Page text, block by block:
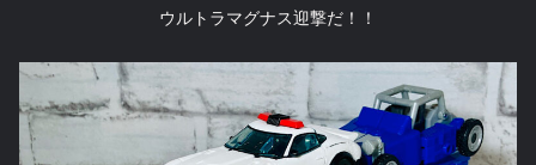
ウルトラマグナス迎撃だ！！